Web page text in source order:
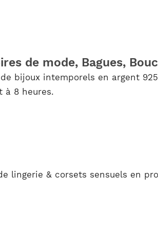
de mode, Bagues,
bijoux intemporels en argent
à 8 heures.
lingerie & corsets sensuels en